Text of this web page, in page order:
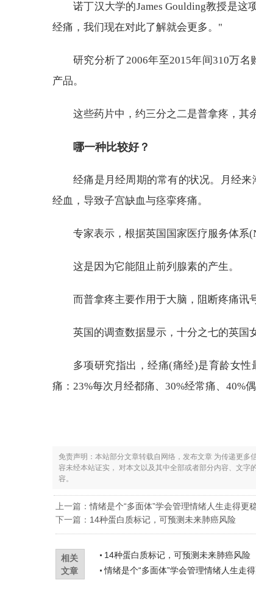
诺丁汉大学的James Goulding教授是
经痛，我们现在对此了解就会更多。"
研究分析了2006年至2015年间310万
产品。
这些药片中，约三分之二是普拿疼，其
哪一种比较好？
经痛是月经周期的常有的状况。月经
经血，导致子宫缺血与痉挛疼痛。
专家表示，根据英国国家医疗服务体系
这是因为它能阻止前列腺素的产生。
而普拿疼主要作用于大脑，阻断疼痛讯
英国的调查数据显示，十分之七的英国
多项研究指出，经痛(痛经)是育龄女
痛：23%每次月经都痛、30%经常痛、40%
免责声明：本站部分文章转载自网络，发布文章 为传递更
容未经本站证实， 对本文以及其中全部或者部分内容、文
容。
上一篇：情绪是个“多面体”学会管理情绪人生走得更
下一篇： 14种蛋白质标记，可预测未来肺癌风险
相关
文章
14种蛋白质标记，可预测未来肺癌风险
情绪是个“多面体”学会管理情绪人生走